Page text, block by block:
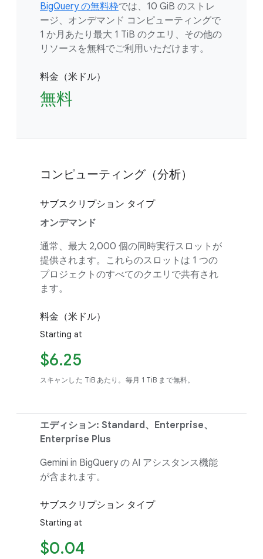
BigQuery の無料枠では、10 GiB のストレ
ージ、オンデマンド コンピューティングで
1 か月あたり最大 1 TiB のクエリ、その他の
リソースを無料でご利用いただけます。
料金（米ドル）
無料
コンピューティング（分析）
サブスクリプション タイプ
オンデマンド
通常、最大 2,000 個の同時実行スロットが
提供されます。これらのスロットは 1 つの
プロジェクトのすべてのクエリで共有され
ます。
料金（米ドル）
Starting at
$6.25
スキャンした TiB あたり。毎月 1 TiB まで無料。
エディション: Standard、Enterprise、
Enterprise Plus
Gemini in BigQuery の AI アシスタンス機能
が含まれます。
サブスクリプション タイプ
Starting at
$0.04